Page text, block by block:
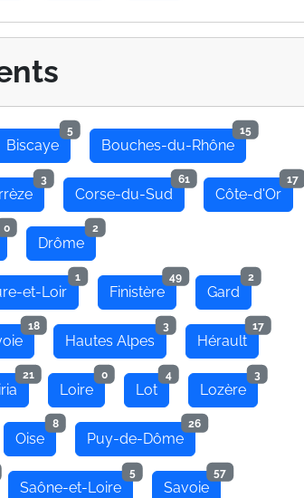
Biscaye
5
Bouches-du-Rhône
15
3
Corse-du-Sud
61
Côte-d'Or
17
0
Drôme
2
et-Loir
1
Finistère
49
Gard
2
18
Hautes Alpes
3
Hérault
17
21
Loire
0
Lot
4
Lozère
3
Oise
8
Puy-de-Dôme
26
Saône-et-Loire
5
Savoie
57